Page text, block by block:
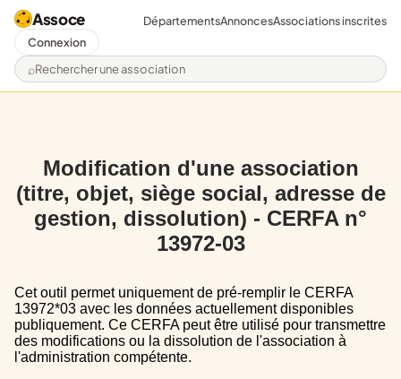
Assoce
Rechercher une association
DépartementsAnnoncesAssociations inscrites
Connexion
Modification d'une association
(titre, objet, siège social, adresse de
gestion, dissolution) - CERFA n°
13972-03
Cet outil permet uniquement de pré-remplir le CERFA
13972*03 avec les données actuellement disponibles
publiquement. Ce CERFA peut être utilisé pour transmettre
des modifications ou la dissolution de l'association à
l'administration compétente.